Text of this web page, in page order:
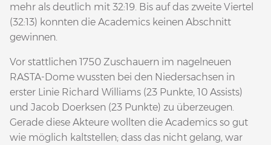
mehr als deutlich mit 32:19. Bis auf das zweite Viertel
(32:13) konnten die Academics keinen Abschnitt
gewinnen.
Vor stattlichen 1750 Zuschauern im nagelneuen
RASTA-Dome wussten bei den Niedersachsen in
erster Linie Richard Williams (23 Punkte, 10 Assists)
und Jacob Doerksen (23 Punkte) zu überzeugen.
Gerade diese Akteure wollten die Academics so gut
wie möglich kaltstellen; dass das nicht gelang, war